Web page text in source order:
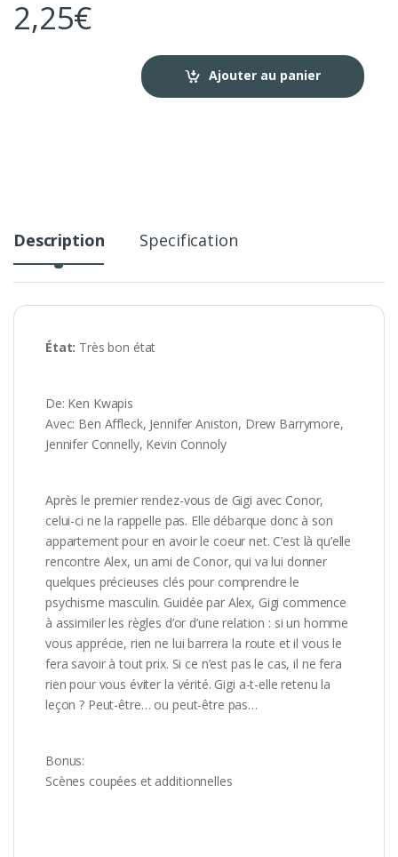
2,25€
Ajouter au panier
Description Specification
État: Très bon état
De: Ken Kwapis
Avec: Ben Affleck, Jennifer Aniston, Drew Barrymore,
Jennifer Connelly, Kevin Connoly
Après le premier rendez-vous de Gigi avec Conor,
celui-ci ne la rappelle pas. Elle débarque donc à son
appartement pour en avoir le coeur net. C’est là qu’elle
rencontre Alex, un ami de Conor, qui va lui donner
quelques précieuses clés pour comprendre le
psychisme masculin. Guidée par Alex, Gigi commence
à assimiler les règles d’or d’une relation : si un homme
vous apprécie, rien ne lui barrera la route et il vous le
fera savoir à tout prix. Si ce n’est pas le cas, il ne fera
rien pour vous éviter la vérité. Gigi a-t-elle retenu la
leçon ? Peut-être… ou peut-être pas…
Bonus:
Scènes coupées et additionnelles